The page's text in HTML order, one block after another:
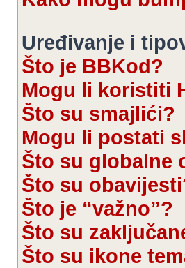
Uređivanje i
Što je BBKod?
Mogu li koristiti
Što su smajlići?
Mogu li postati
Što su globalne
Što su
Što je “važno”?
Što su
Što su ikone